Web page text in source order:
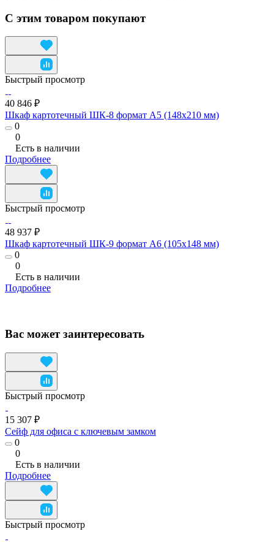
С этим товаром покупают
Быстрый просмотр
40 846 ₽
Шкаф картотечный ШК-8 формат А5 (148х210 мм)
0
0
Есть в наличии
Подробнее
Быстрый просмотр
48 937 ₽
Шкаф картотечный ШК-9 формат А6 (105x148 мм)
0
0
Есть в наличии
Подробнее
Вас может заинтересовать
Быстрый просмотр
15 307 ₽
Сейф для офиса с ключевым замком
0
0
Есть в наличии
Подробнее
Быстрый просмотр